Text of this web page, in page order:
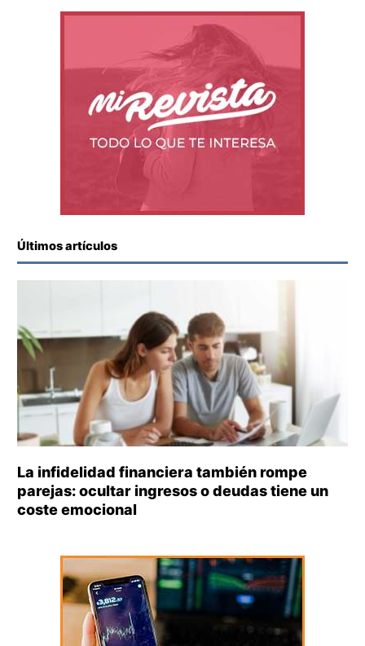
Últimos artículos
La infidelidad financiera también rompe
parejas: ocultar ingresos o deudas tiene un
coste emocional